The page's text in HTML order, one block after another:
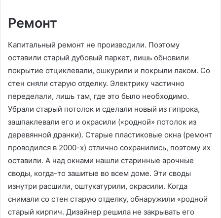
Ремонт
Капитальный ремонт не производили. Поэтому
оставили старый дубовый паркет, лишь обновили
покрытие отциклевали, ошкурили и покрыли лаком. Со
стен сняли старую отделку. Электрику частично
переделали, лишь там, где это было необходимо.
Убрали старый потолок и сделали новый из гипрока,
зашпаклевали его и окрасили («родной» потолок из
деревянной дранки). Старые пластиковые окна (ремонт
проводился в 2000-х) отлично сохранились, поэтому их
оставили. А над окнами нашли старинные арочные
своды, когда-то зашитые во всем доме. Эти своды
изнутри расшили, оштукатурили, окрасили. Когда
снимали со стен старую отделку, обнаружили «родной
старый кирпич. Дизайнер решила не закрывать его